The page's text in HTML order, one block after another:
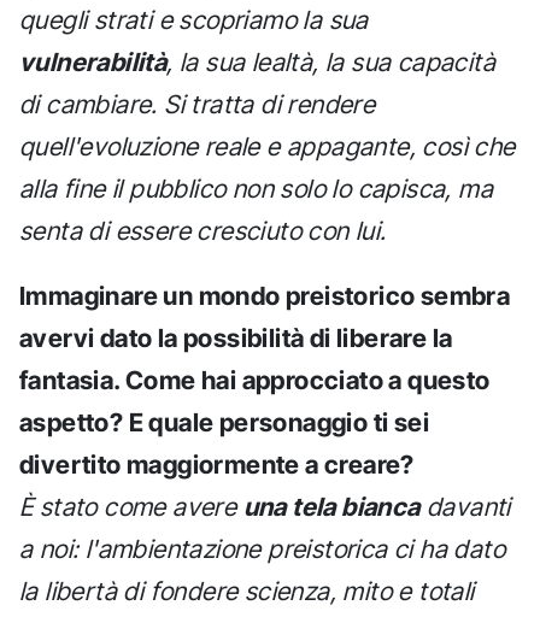
quegli strati e scopriamo la sua
vulnerabilità, la sua lealtà, la sua capacità
di cambiare. Si tratta di rendere
quell'evoluzione reale e appagante, così che
alla fine il pubblico non solo lo capisca, ma
senta di essere cresciuto con lui.
Immaginare un mondo preistorico sembra
avervi dato la possibilità di liberare la
fantasia. Come hai approcciato a questo
aspetto? E quale personaggio ti sei
divertito maggiormente a creare?
È stato come avere una tela biancadavanti
a noi: l'ambientazione preistorica ci ha dato
la libertà di fondere scienza, mito e totali